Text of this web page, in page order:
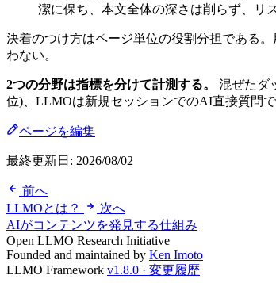
潔に保ち、本文全体の深さは削らず、リ
決着のつけ方はページ単位の役割分担である
わない。
2つの分野は指標を分けて計測する。
混ぜたダ
位)、LLMOは新規セッションでのAI直接質問
ページを編集
最終更新日: 2026/08/02
前へ
LLMOとは？
次へ
AIがコンテンツを発見する仕組み
Open LLMO Research Initiative
Founded and maintained by Ken Imoto
LLMO Framework v1.8.0 · 変更履歴